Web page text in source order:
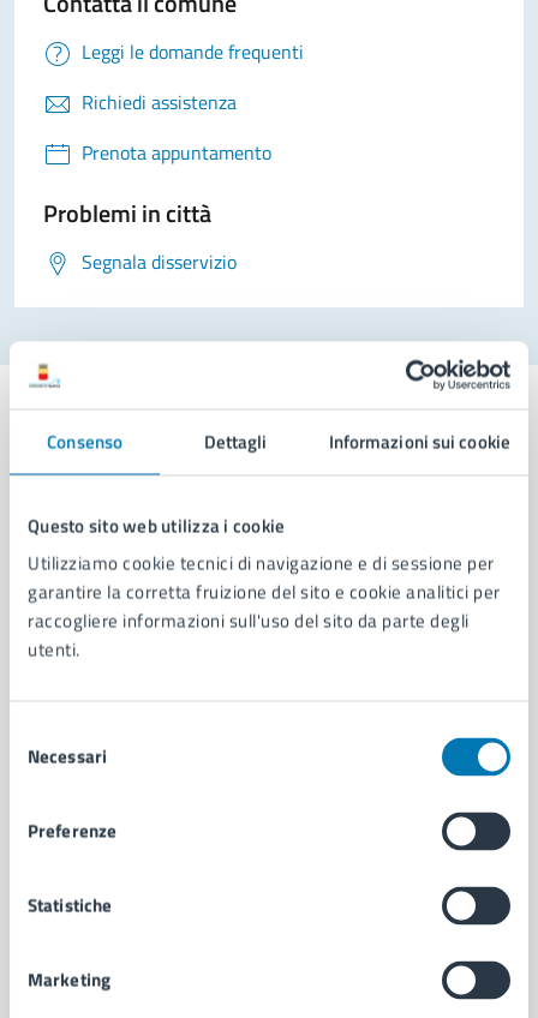
Consenso Dettagli Informazioni sui cookie
Questo sito web utilizza i cookie
Utilizziamo cookie tecnici di navigazione e di sessione per
garantire la corretta fruizione del sito e cookie analitici per
raccogliere informazioni sull'uso del sito da parte degli
utenti.
delNecessari
Preferenze
Statistiche
Marketing
Leggi le domande frequenti
Richiedi assistenza
Prenota appuntamento
Problemi in città
Segnala disservizio
AMMINISTRAZIONE
Aree amministrative
Organi di governo
Municipalità
Politici
Intranet, posta aziendale e protocollo
CATEGORIE DI SERVIZIO
Anagrafe e stato civile